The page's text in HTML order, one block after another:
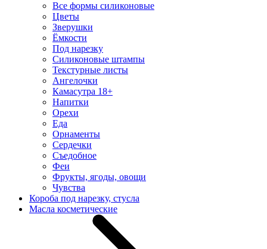
Все формы силиконовые
Цветы
Зверушки
Ёмкости
Под нарезку
Силиконовые штампы
Текстурные листы
Ангелочки
Камасутра 18+
Напитки
Орехи
Еда
Орнаменты
Сердечки
Съедобное
Феи
Фрукты, ягоды, овощи
Чувства
Короба под нарезку, стусла
Масла косметические